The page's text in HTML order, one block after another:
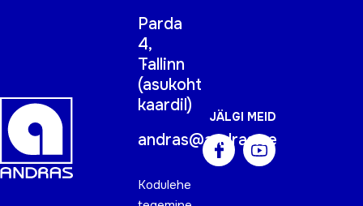
Parda
4,
Tallinn
(asukoht
kaardil)
andras@andras.ee
Kodulehe
JÄLGI MEID